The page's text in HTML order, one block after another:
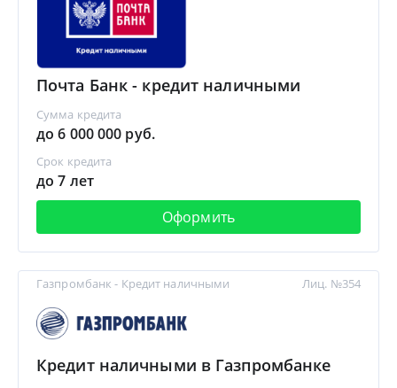
Почта Банк - кредит наличными
Сумма кредита
до 6 000 000 руб.
Срок кредита
до 7 лет
Оформить
Газпромбанк - Кредит наличными
Кредит наличными в Газпромбанке
Лиц. №354